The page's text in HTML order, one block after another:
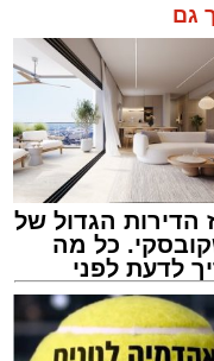
גם
הדירות הגדול של
כל מה
לדעת לפני
הצעה לדירה